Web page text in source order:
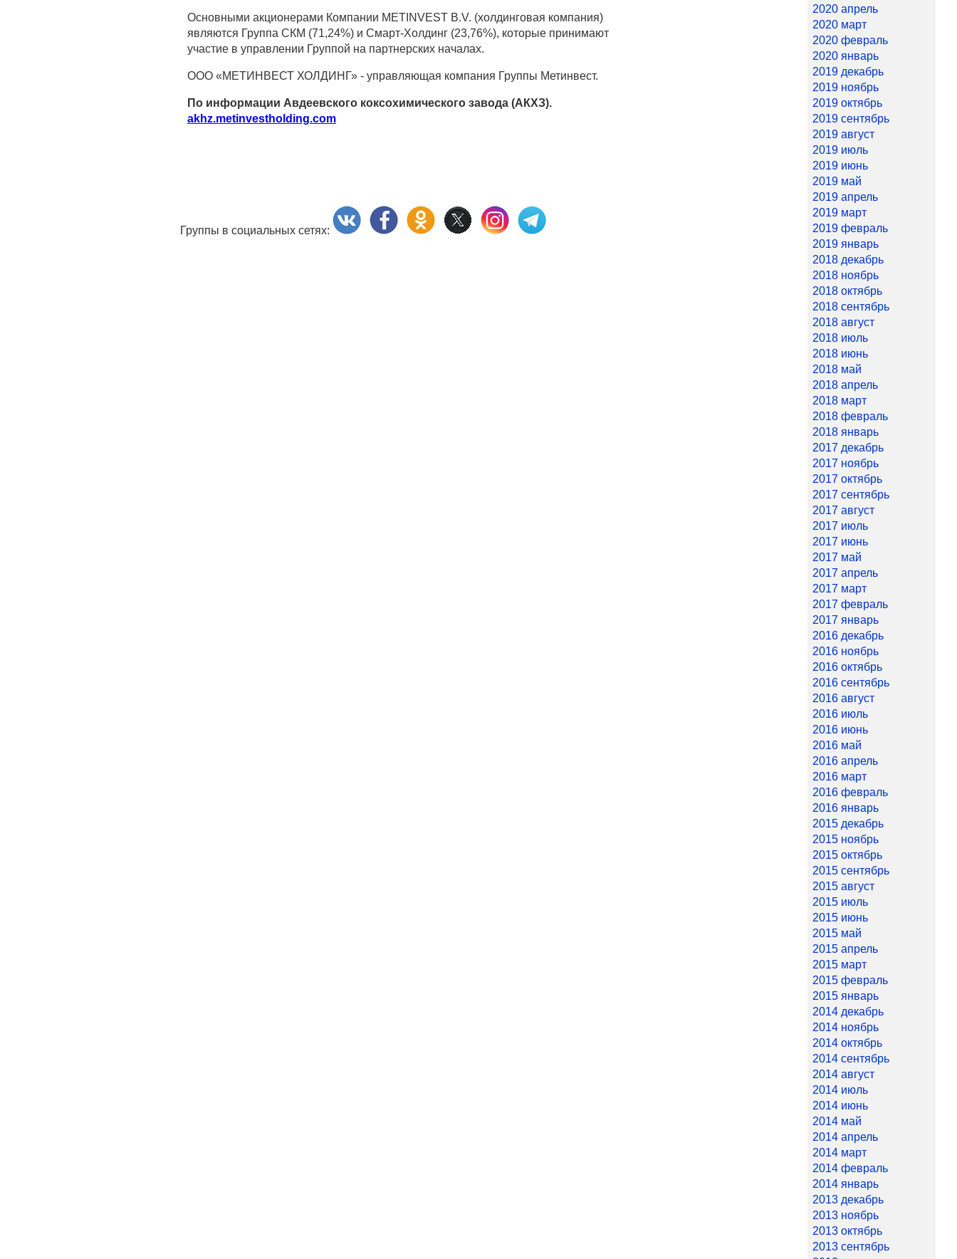
Основными акционерами Компании METINVEST B.V. (холдинговая компания)
являются Группа СКМ (71,24%) и Смарт-Холдинг (23,76%), которые принимают
участие в управлении Группой на партнерских началах.
ООО «МЕТИНВЕСТ ХОЛДИНГ» - управляющая компания Группы Метинвест.
По информации Авдеевского коксохимического завода (АКХЗ).
akhz.metinvestholding.com
Группы в социальных сетях:
2020 апрель
2020 март
2020 февраль
2020 январь
2019 декабрь
2019 ноябрь
2019 октябрь
2019 сентябрь
2019 август
2019 июль
2019 июнь
2019 май
2019 апрель
2019 март
2019 февраль
2019 январь
2018 декабрь
2018 ноябрь
2018 октябрь
2018 сентябрь
2018 август
2018 июль
2018 июнь
2018 май
2018 апрель
2018 март
2018 февраль
2018 январь
2017 декабрь
2017 ноябрь
2017 октябрь
2017 сентябрь
2017 август
2017 июль
2017 июнь
2017 май
2017 апрель
2017 март
2017 февраль
2017 январь
2016 декабрь
2016 ноябрь
2016 октябрь
2016 сентябрь
2016 август
2016 июль
2016 июнь
2016 май
2016 апрель
2016 март
2016 февраль
2016 январь
2015 декабрь
2015 ноябрь
2015 октябрь
2015 сентябрь
2015 август
2015 июль
2015 июнь
2015 май
2015 апрель
2015 март
2015 февраль
2015 январь
2014 декабрь
2014 ноябрь
2014 октябрь
2014 сентябрь
2014 август
2014 июль
2014 июнь
2014 май
2014 апрель
2014 март
2014 февраль
2014 январь
2013 декабрь
2013 ноябрь
2013 октябрь
2013 сентябрь